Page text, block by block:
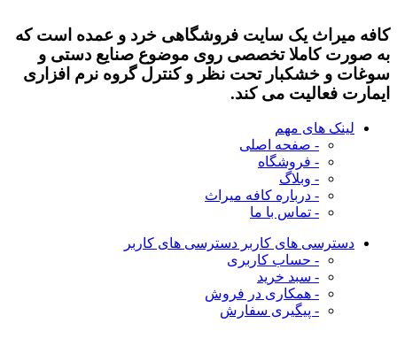
کافه میراث یک سایت فروشگاهی خرد و عمده است که
به صورت کاملا تخصصی روی موضوع صنایع دستی و
سوغات و خشکبار تحت نظر و کنترل گروه نرم افزاری
ایمارت فعالیت می کند.
لینک های مهم
- صفحه اصلی
- فروشگاه
- وبلاگ
- درباره کافه میراث
- تماس با ما
دسترسی های کاربر دسترسی های کاربر
- حساب کاربری
- سبد خرید
- همکاری در فروش
- پیگیری سفارش